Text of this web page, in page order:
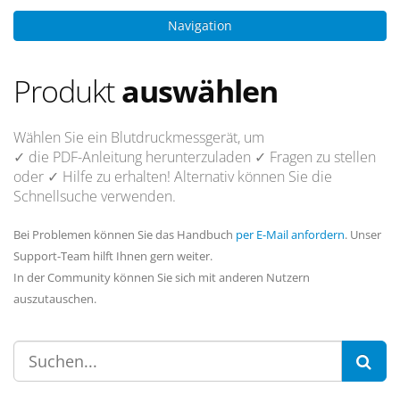
Navigation
Produktauswählen
Wählen Sie ein Blutdruckmessgerät, um
✓ die PDF-Anleitung herunterzuladen ✓ Fragen zu stellen
oder ✓ Hilfe zu erhalten! Alternativ können Sie die
Schnellsuche verwenden.
Bei Problemen können Sie das Handbuch per E-Mail anfordern. Unser
Support-Team hilft Ihnen gern weiter.
In der Community können Sie sich mit anderen Nutzern
auszutauschen.